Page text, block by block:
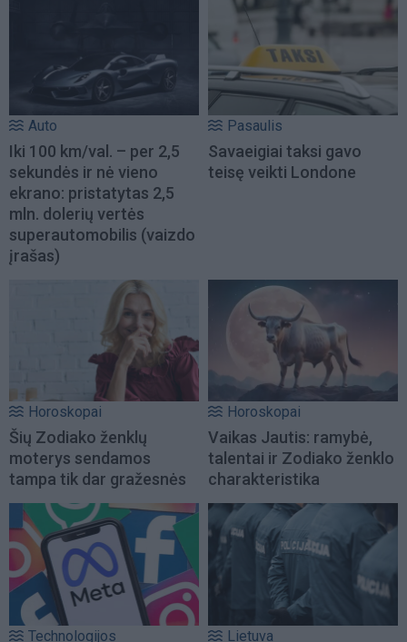
Auto
Iki 100 km/val. – per 2,5
sekundės ir nė vieno
ekrano: pristatytas 2,5
mln. dolerių vertės
superautomobilis (vaizdo
įrašas)
Pasaulis
Savaeigiai taksi gavo
teisę veikti Londone
Horoskopai
Šių Zodiako ženklų
moterys sendamos
tampa tik dar gražesnės
Horoskopai
Vaikas Jautis: ramybė,
talentai ir Zodiako ženklo
charakteristika
Technologijos Lietuva